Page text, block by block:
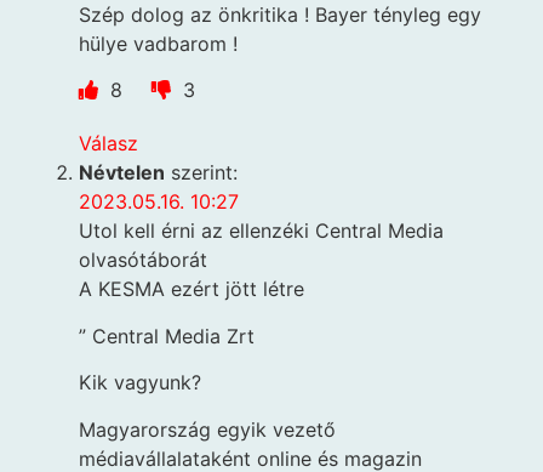
Szép dolog az önkritika ! Bayer tényleg egy
hülye vadbarom !
8
3
Válasz
Névtelen szerint:
2023.05.16. 10:27
Utol kell érni az ellenzéki Central Media
olvasótáborát
A KESMA ezért jött létre
” Central Media Zrt
Kik vagyunk?
Magyarország egyik vezető
médiavállalataként online és magazin